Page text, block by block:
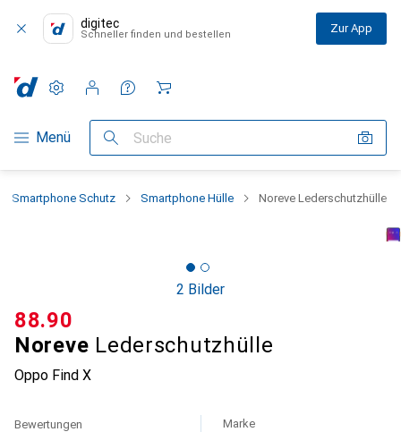
digitec
Schneller finden und bestellen Zur App
Navigation nach Kategorien
Menü Suche
Einstellungen
Kundenkonto
Vergleichslisten
Merklisten
Warenkorb
Smartphone Schutz Smartphone Hülle Noreve Lederschutzhülle
2 Bilder
Noreve Lederschutzhülle
Oppo Find X
CHF
88.90
Bewertungen Marke